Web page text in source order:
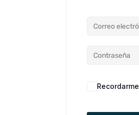
Recordarme